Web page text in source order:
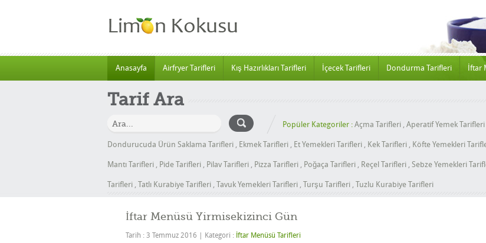
Anasayfa Airfryer Tarifleri Kış Hazırlıkları Tarifleri İçecek Tarifleri Dondurma Tarifleri İftar
Tarif Ara
Popüler Kategoriler : Açma Tarifleri , Aperatif Yemek Tarifleri
Dondurucuda Ürün Saklama Tarifleri , Ekmek Tarifleri , Et Yemekleri Tarifleri , Kek Tarifleri , Köfte Yemekleri
Mantı Tarifleri , Pide Tarifleri , Pilav Tarifleri , Pizza Tarifleri , Poğaça Tarifleri , Reçel Tarifleri , Sebze Yemekleri
Tarifleri , Tatlı Kurabiye Tarifleri , Tavuk Yemekleri Tarifleri , Turşu Tarifleri , Tuzlu Kurabiye Tarifleri
İftar Menüsü Yirmisekizinci Gün
Tarih : 3 Temmuz 2016 Kategori : İftar Menüsü Tarifleri